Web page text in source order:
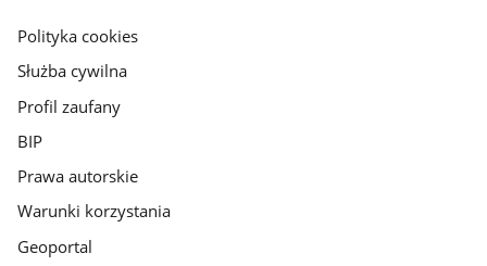
gov.pl
Polityka cookies
Służba cywilna
Profil zaufany
BIP
Prawa autorskie
Warunki korzystania
Geoportal